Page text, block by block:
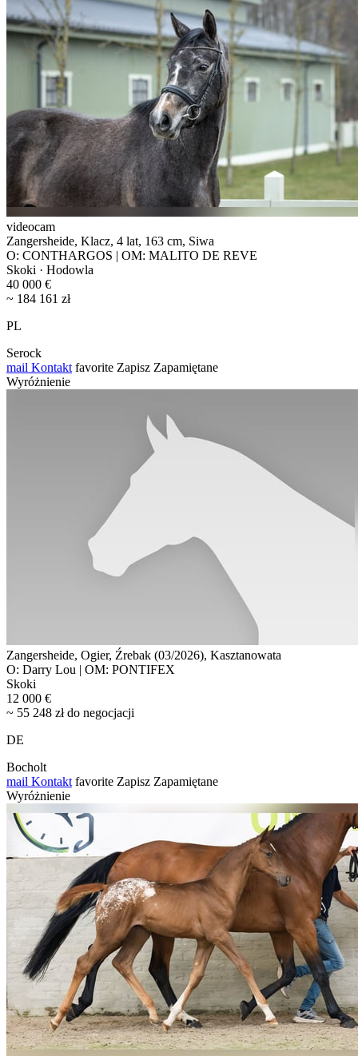
videocam
Zangersheide, Klacz, 4 lat, 163 cm, Siwa
O: CONTHARGOS | OM: MALITO DE REVE
Skoki · Hodowla
40 000 €
~ 184 161 zł
PL
Serock
mail Kontakt favorite Zapisz Zapamiętane
Wyróżnienie
Zangersheide, Ogier, Źrebak (03/2026), Kasztanowata
O: Darry Lou | OM: PONTIFEX
Skoki
12 000 €
~ 55 248 zł do negocjacji
DE
Bocholt
mail Kontakt favorite Zapisz Zapamiętane
Wyróżnienie